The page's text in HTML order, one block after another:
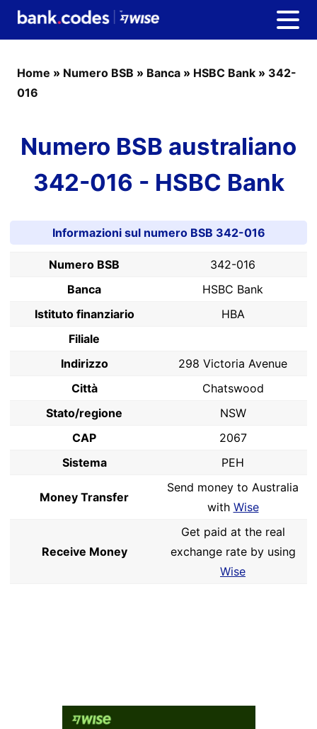
Home » Numero BSB » Banca » HSBC Bank » 342-
016
Numero BSB australiano
342-016 - HSBC Bank
Informazioni sul numero BSB 342-016
Numero BSB
342-016
Banca
HSBC Bank
Istituto finanziario
HBA
Filiale
Indirizzo
298 Victoria Avenue
Città
Chatswood
Stato/regione
NSW
CAP
2067
Sistema
PEH
Money Transfer
Send money to Australia
with Wise
Receive Money
Get paid at the real
exchange rate by using
Wise